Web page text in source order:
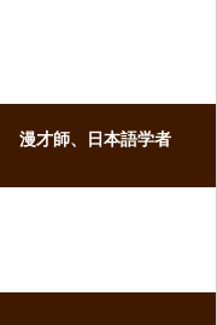
漫才師、日本語学者